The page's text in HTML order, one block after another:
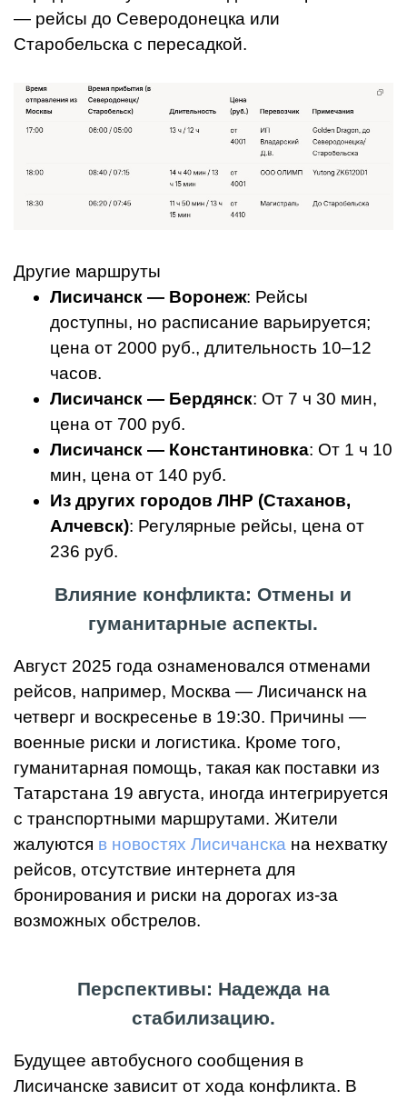
— рейсы до Северодонецка или
Старобельска с пересадкой.
Другие маршруты
Лисичанск — Воронеж: Рейсы
доступны, но расписание варьируется;
цена от 2000 руб., длительность 10–12
часов.
Лисичанск — Бердянск: От 7 ч 30 мин,
цена от 700 руб.
Лисичанск — Константиновка: От 1 ч 10
мин, цена от 140 руб.
Из других городов ЛНР (Стаханов,
Алчевск): Регулярные рейсы, цена от
236 руб.
Влияние конфликта: Отмены и
гуманитарные аспекты.
Август 2025 года ознаменовался отменами
рейсов, например, Москва — Лисичанск на
четверг и воскресенье в 19:30. Причины —
военные риски и логистика. Кроме того,
гуманитарная помощь, такая как поставки из
Татарстана 19 августа, иногда интегрируется
с транспортными маршрутами. Жители
жалуются в новостях Лисичанска на нехватку
рейсов, отсутствие интернета для
бронирования и риски на дорогах из-за
возможных обстрелов.
Перспективы: Надежда на
стабилизацию.
Будущее автобусного сообщения в
Лисичанске зависит от хода конфликта. В